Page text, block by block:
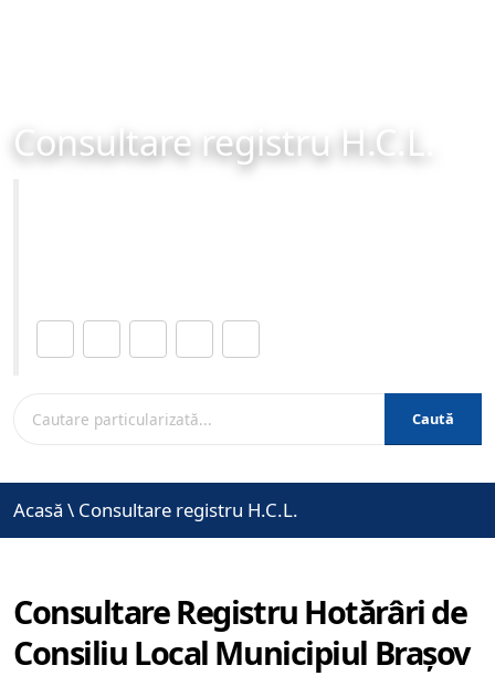
Consultare registru H.C.L.
Caută
Acasă \ Consultare registru H.C.L.
Consultare Registru Hotărâri de
Consiliu Local Municipiul Brașov